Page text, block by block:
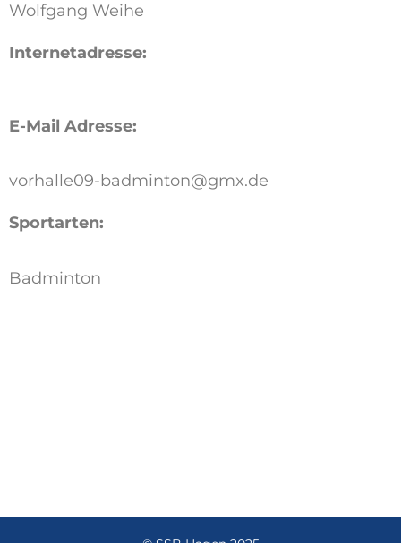
Wolfgang Weihe
Internetadresse:
E-Mail Adresse:
vorhalle09-badminton@gmx.de
Sportarten:
Badminton